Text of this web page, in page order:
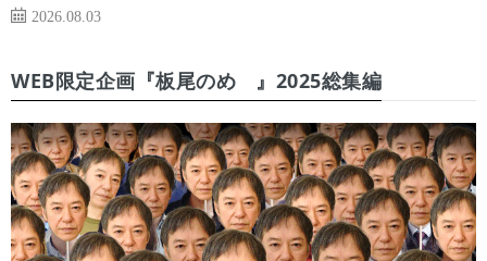
2026.08.03
WEB限定企画『板尾のめ゙』2025総集編